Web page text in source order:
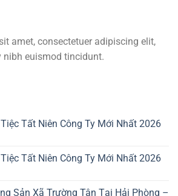
amet, consectetuer adipiscing elit,
nibh euismod tincidunt.
Tất Niên Công Ty Mới Nhất 2026
Tất Niên Công Ty Mới Nhất 2026
Sản Xã Trường Tân Tại Hải Phòng –